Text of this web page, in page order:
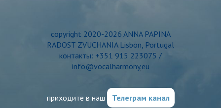
copyright 2020-2026 ANNA PAPINA
RADOST ZVUCHANIA Lisbon, Portugal
контакты: +351 915 223075 /
info@vocalharmony.eu
приходите в наш Телеграм канал